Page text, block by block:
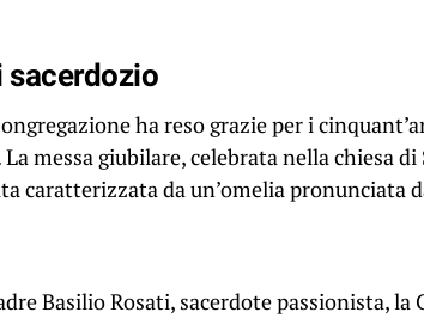
sacerdozio
ha reso grazie per i
messa giubilare, celebrata nella chiesa di
caratterizzata da un’omelia pronunciata
Basilio Rosati, sacerdote passionista, la